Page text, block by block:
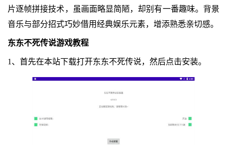
片逐帧拼接技术，虽画面略显简陋，却别有一番趣味。背景
音乐与部分招式巧妙借用经典娱乐元素，增添熟悉亲切感。
东东不死传说游戏教程
1、首先在本站下载打开东东不死传说，然后点击安装。